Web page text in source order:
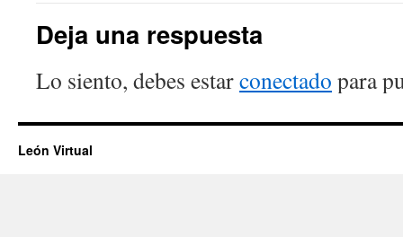
Deja una respuesta
Lo siento, debes estarconectado para
León Virtual